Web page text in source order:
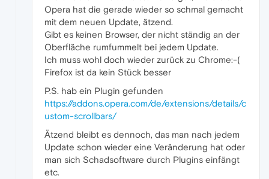
Opera hat die gerade wieder so schmal gemacht
mit dem neuen Update, ätzend.
Gibt es keinen Browser, der nicht ständig an der
Oberfläche rumfummelt bei jedem Update.
Ich muss wohl doch wieder zurück zu Chrome:-(
Firefox ist da kein Stück besser
P.S. hab ein Plugin gefunden
https://addons.opera.com/de/extensions/details/c
ustom-scrollbars/
Ätzend bleibt es dennoch, das man nach jedem
Update schon wieder eine Veränderung hat oder
man sich Schadsoftware durch Plugins einfängt
etc.